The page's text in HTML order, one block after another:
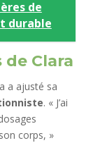
de
durable
de Clara
a ajusté sa
. « J’ai
corps, »